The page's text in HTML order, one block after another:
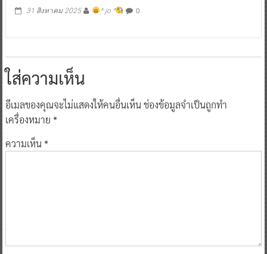
31 สิงหาคม 2025 ^ jo ^ 0
ใส่ความเห็น
อีเมลของคุณจะไม่แสดงให้คนอื่นเห็นช่องข้อมูลจำเป็นถูกทำ
เครื่องหมาย *
ความเห็น*